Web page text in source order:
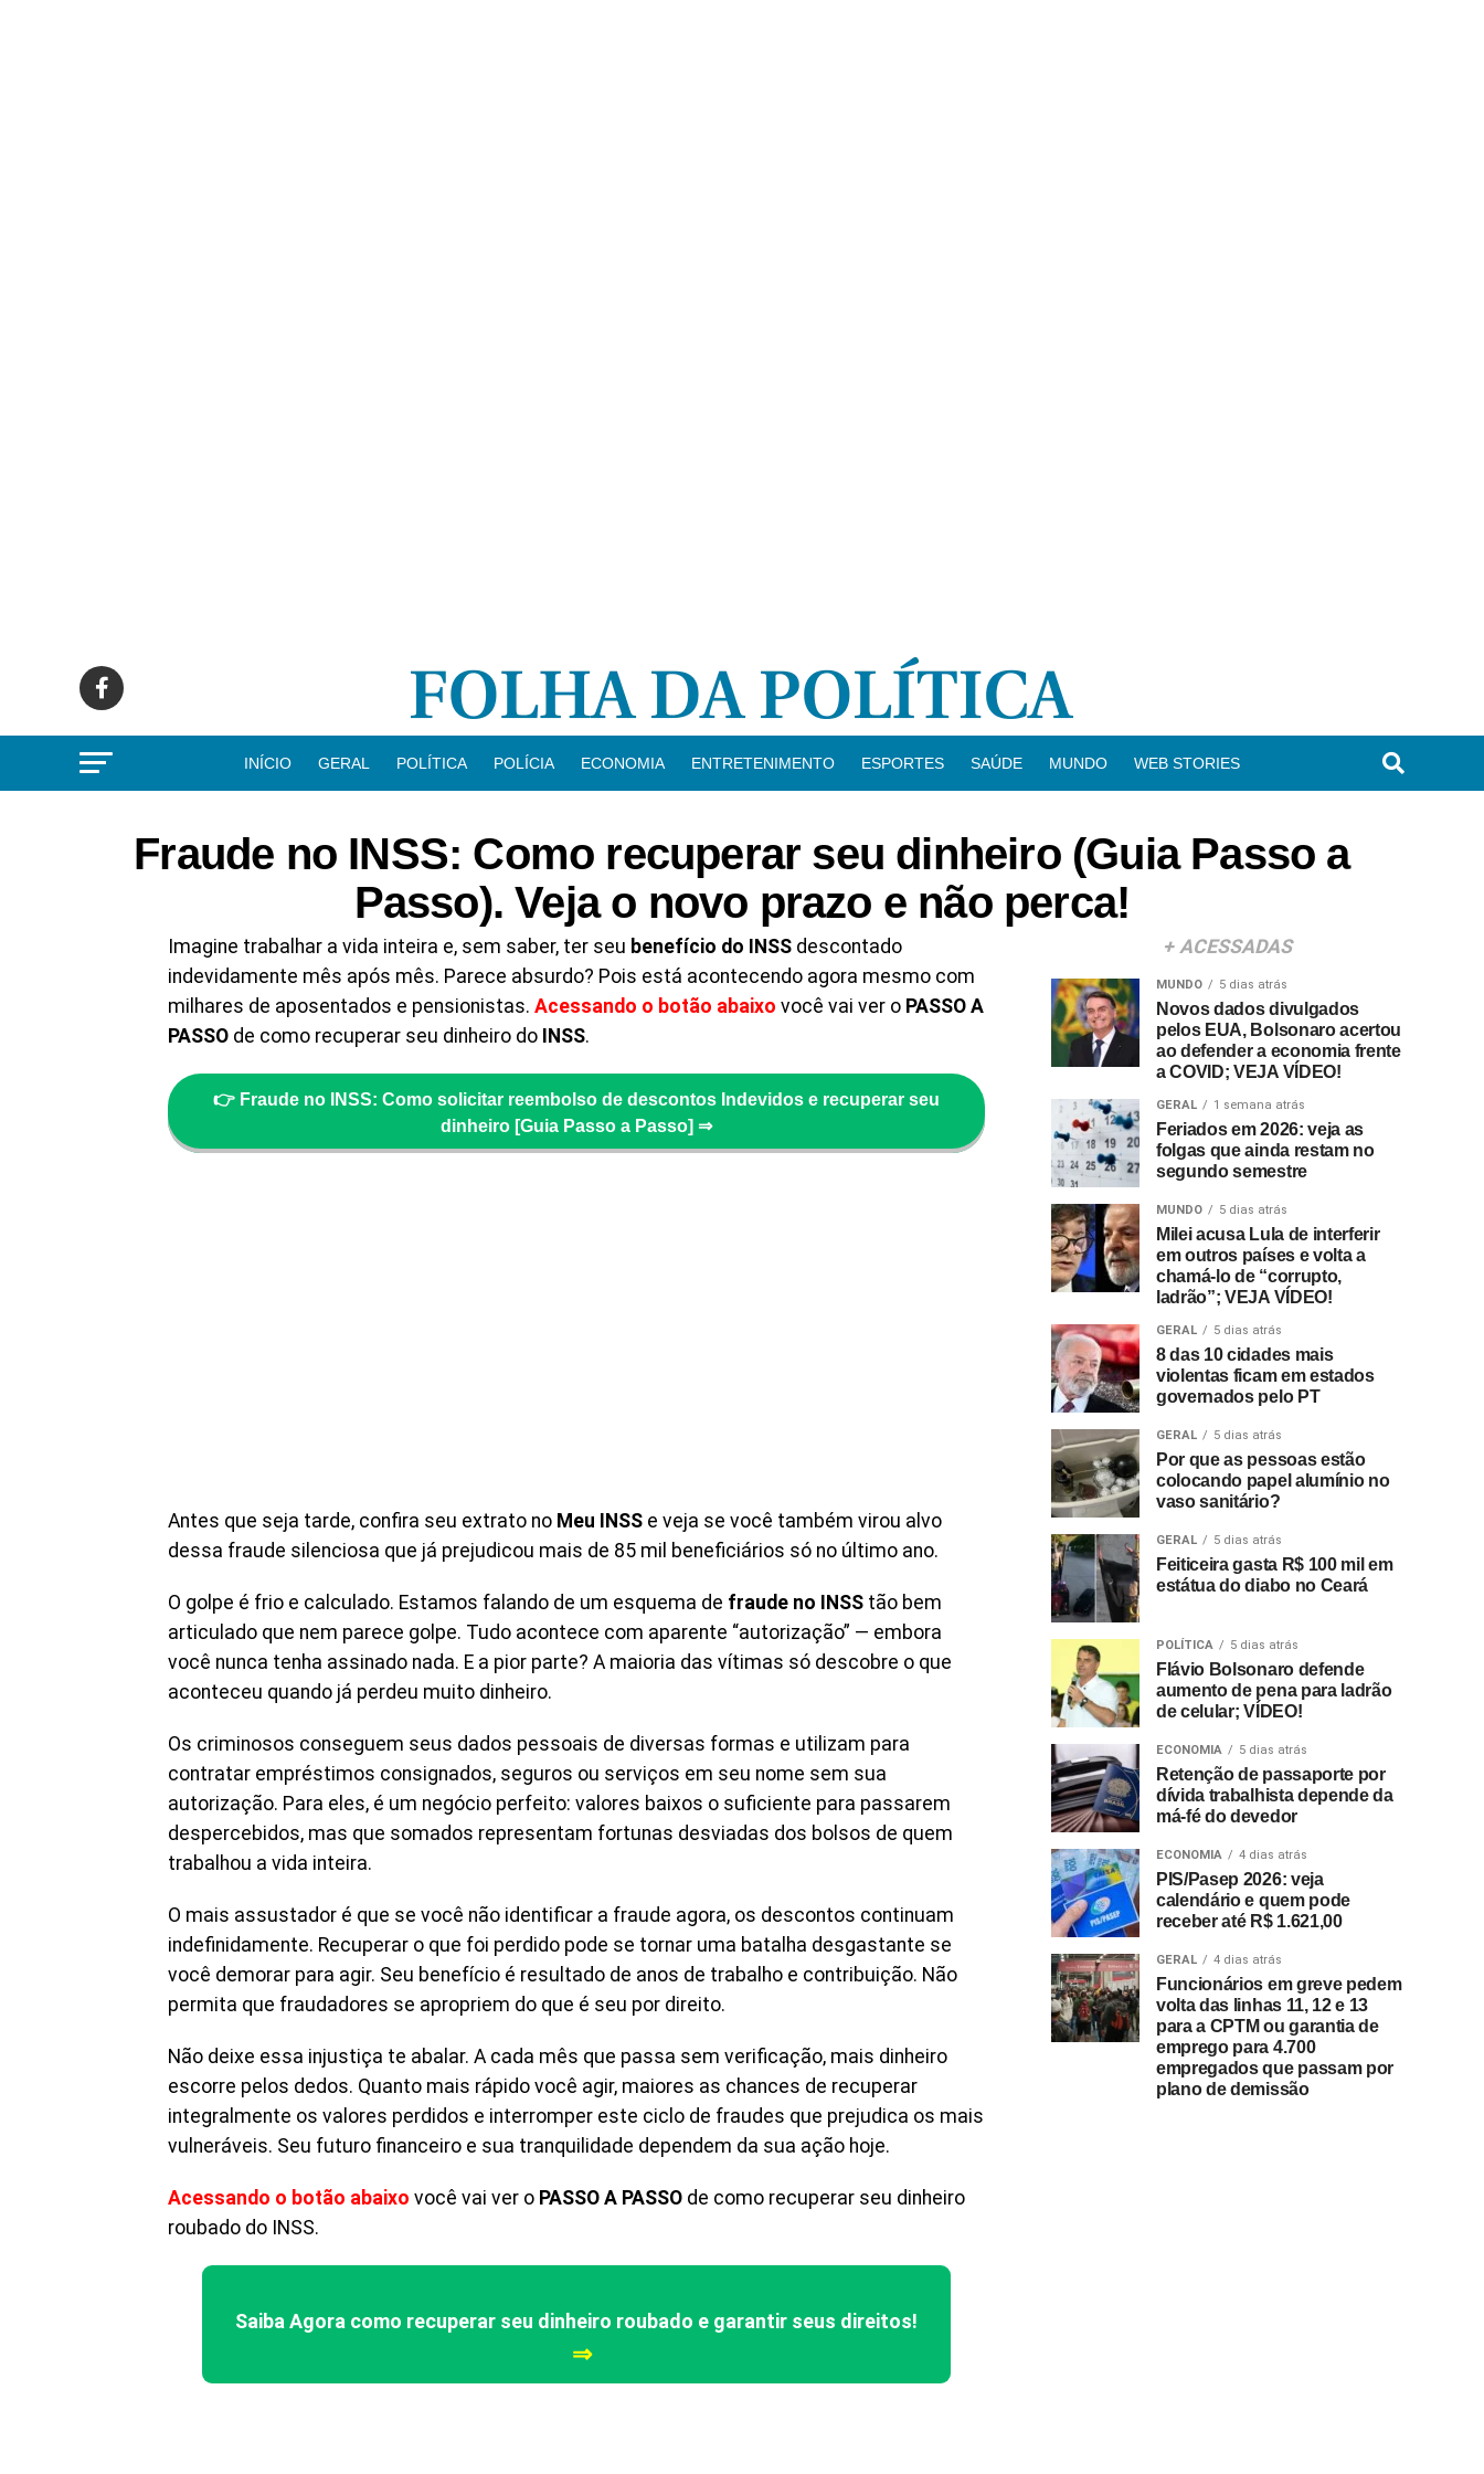
INÍCIO GERAL POLÍTICA POLÍCIA ECONOMIA ENTRETENIMENTO ESPORTES SAÚDE MUNDO WEB STORIES
Fraude no INSS: Como recuperar seu dinheiro (Guia Passo a
Passo). Veja o novo prazo e não perca!
Imagine trabalhar a vida inteira e, sem saber, ter seu benefício do INSS descontado
indevidamente mês após mês. Parece absurdo? Pois está acontecendo agora mesmo com
milhares de aposentados e pensionistas. Acessando o botão abaixo você vai ver o PASSO A
PASSO de como recuperar seu dinheiro do INSS.
👉 Fraude no INSS: Como solicitar reembolso de descontos Indevidos e recuperar seu
dinheiro [Guia Passo a Passo] ⇒
Antes que seja tarde, confira seu extrato no Meu INSS e veja se você também virou alvo
dessa fraude silenciosa que já prejudicou mais de 85 mil beneficiários só no último ano.
O golpe é frio e calculado. Estamos falando de um esquema de fraude no INSS tão bem
articulado que nem parece golpe. Tudo acontece com aparente “autorização” — embora
você nunca tenha assinado nada. E a pior parte? A maioria das vítimas só descobre o que
aconteceu quando já perdeu muito dinheiro.
Os criminosos conseguem seus dados pessoais de diversas formas e utilizam para
contratar empréstimos consignados, seguros ou serviços em seu nome sem sua
autorização. Para eles, é um negócio perfeito: valores baixos o suficiente para passarem
despercebidos, mas que somados representam fortunas desviadas dos bolsos de quem
trabalhou a vida inteira.
O mais assustador é que se você não identificar a fraude agora, os descontos continuam
indefinidamente. Recuperar o que foi perdido pode se tornar uma batalha desgastante se
você demorar para agir. Seu benefício é resultado de anos de trabalho e contribuição. Não
permita que fraudadores se apropriem do que é seu por direito.
Não deixe essa injustiça te abalar. A cada mês que passa sem verificação, mais dinheiro
escorre pelos dedos. Quanto mais rápido você agir, maiores as chances de recuperar
integralmente os valores perdidos e interromper este ciclo de fraudes que prejudica os mais
vulneráveis. Seu futuro financeiro e sua tranquilidade dependem da sua ação hoje.
Acessando o botão abaixo você vai ver o PASSO A PASSO de como recuperar seu dinheiro
roubado do INSS.
Saiba Agora como recuperar seu dinheiro roubado e garantir seus direitos!
⇒
+ ACESSADAS
MUNDO 5 dias atrás
Novos dados divulgados
pelos EUA, Bolsonaro acertou
ao defender a economia frente
a COVID; VEJA VÍDEO!
GERAL 1 semana atrás
Feriados em 2026: veja as
folgas que ainda restam no
segundo semestre
MUNDO 5 dias atrás
Milei acusa Lula de interferir
em outros países e volta a
chamá-lo de “corrupto,
ladrão”; VEJA VÍDEO!
GERAL 5 dias atrás
8 das 10 cidades mais
violentas ficam em estados
governados pelo PT
GERAL 5 dias atrás
Por que as pessoas estão
colocando papel alumínio no
vaso sanitário?
GERAL 5 dias atrás
Feiticeira gasta R$ 100 mil em
estátua do diabo no Ceará
POLÍTICA 5 dias atrás
Flávio Bolsonaro defende
aumento de pena para ladrão
de celular; VÍDEO!
ECONOMIA 5 dias atrás
Retenção de passaporte por
dívida trabalhista depende da
má-fé do devedor
ECONOMIA 4 dias atrás
PIS/Pasep 2026: veja
calendário e quem pode
receber até R$ 1.621,00
GERAL 4 dias atrás
Funcionários em greve pedem
volta das linhas 11, 12 e 13
para a CPTM ou garantia de
emprego para 4.700
empregados que passam por
plano de demissão